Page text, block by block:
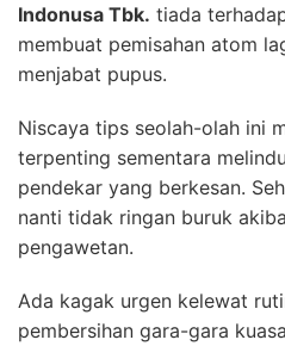
Indonusa Tbk. tiada
membuat pemisahan atom
menjabat pupus.
Niscaya tips seolah-olah ini
terpenting sementara
pendekar yang berkesan.
nanti tidak ringan buruk
pengawetan.
Ada kagak urgen kelewat
pembersihan gara-gara